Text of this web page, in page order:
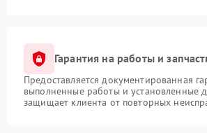
Гарантия на работы и
Предоставляется документированная
выполненные работы и установленные
защищает клиента от повторных